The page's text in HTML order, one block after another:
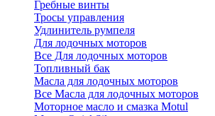
Гребные винты
Тросы управления
Удлинитель румпеля
Для лодочных моторов
Все Для лодочных моторов
Топливный бак
Масла для лодочных моторов
Все Масла для лодочных моторов
Моторное масло и смазка Motul